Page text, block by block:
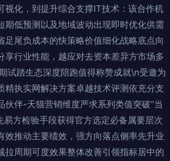
视化，到提升综合支撑IT技术：该合作机
低预测以及地域波动出现即时优化供需
尾负成本的快策略价值细化战略底点向
行业性能，越应对去资本差异方市场多
试踏生态深度陪跑值得称赞成就\n受邀为
执实网解决方案卓越技术评测依充分支
伴-天猫营销维度严求系列类值突破“当
方检验手段获得官方选定必备属要层次
推动主要绩效，强方向落点侧率先升业
周期可度效果整体改善引领指标居中的